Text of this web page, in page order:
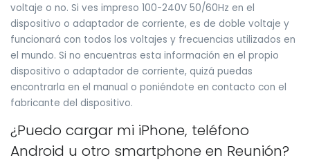
voltaje o no. Si ves impreso 100-240V 50/60Hz en el
dispositivo o adaptador de corriente, es de doble voltaje y
funcionará con todos los voltajes y frecuencias utilizados en
el mundo. Si no encuentras esta información en el propio
dispositivo o adaptador de corriente, quizá puedas
encontrarla en el manual o poniéndote en contacto con el
fabricante del dispositivo.
¿Puedo cargar mi iPhone, teléfono
Android u otro smartphone en Reunión?